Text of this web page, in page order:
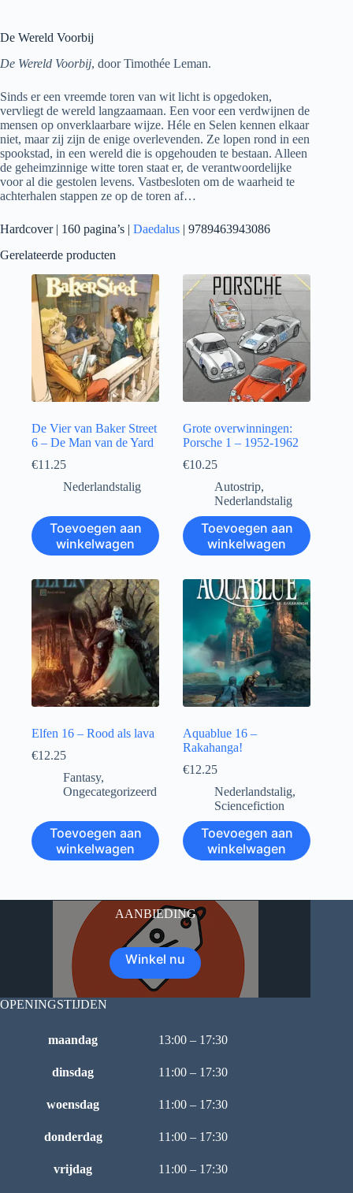
De Wereld Voorbij
De Wereld Voorbij, door Timothée Leman.
Sinds er een vreemde toren van wit licht is opgedoken,
vervliegt de wereld langzaamaan. Een voor een verdwijnen de
mensen op onverklaarbare wijze. Héle en Selen kennen elkaar
niet, maar zij zijn de enige overlevenden. Ze lopen rond in een
spookstad, in een wereld die is opgehouden te bestaan. Alleen
de geheimzinnige witte toren staat er, de verantwoordelijke
voor al die gestolen levens. Vastbesloten om de waarheid te
achterhalen stappen ze op de toren af…
Hardcover | 160 pagina’s | Daedalus | 9789463943086
Gerelateerde producten
De Vier van Baker Street
6 – De Man van de Yard
€11.25
Nederlandstalig
Toevoegen aan
winkelwagen
Grote overwinningen:
Porsche 1 – 1952-1962
€10.25
Autostrip,
Nederlandstalig
Toevoegen aan
winkelwagen
Elfen 16 – Rood als lava
€12.25
Fantasy,
Ongecategorizeerd
Toevoegen aan
winkelwagen
Aquablue 16 –
Rakahanga!
€12.25
Nederlandstalig,
Sciencefiction
Toevoegen aan
winkelwagen
AANBIEDING
Winkel nu
OPENINGSTIJDEN
maandag 13:00 – 17:30
dinsdag 11:00 – 17:30
woensdag 11:00 – 17:30
donderdag 11:00 – 17:30
vrijdag 11:00 – 17:30